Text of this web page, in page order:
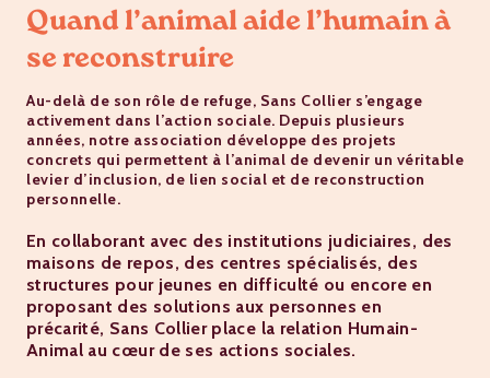
Quand l’animal aide l’humain à
se reconstruire
Au-delà de son rôle de refuge, Sans Collier s’engage
activement dans l’action sociale. Depuis plusieurs
années, notre association développe des projets
concrets qui permettent à l’animal de devenir un véritable
levier d’inclusion, de lien social et de reconstruction
personnelle.
En collaborant avec des institutions judiciaires, des
maisons de repos, des centres spécialisés, des
structures pour jeunes en difficulté ou encore en
proposant des solutions aux personnes en
précarité, Sans Collier place la relation Humain-
Animal au cœur de ses actions sociales.